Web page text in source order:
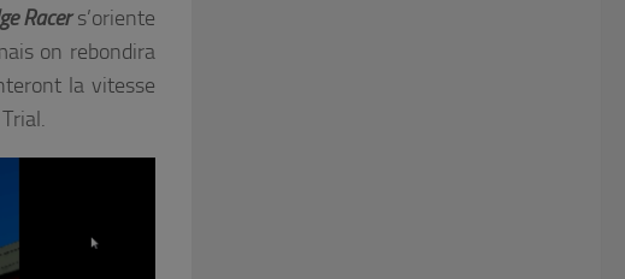
Racers’oriente
on rebondira
la vitesse